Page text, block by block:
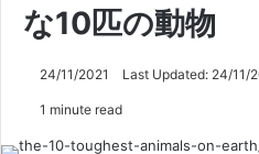
な10匹の動物
24/11/2021 Last Updated: 24/11/
1 minute read